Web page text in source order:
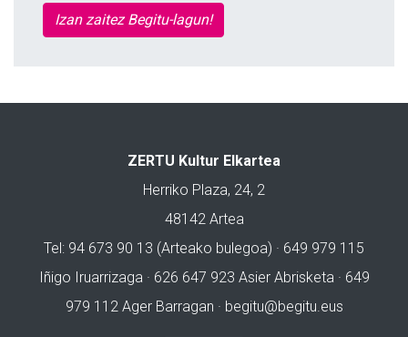
Izan zaitez Begitu-lagun!
ZERTU Kultur Elkartea
Herriko Plaza, 24, 2
48142 Artea
Tel: 94 673 90 13 (Arteako bulegoa) · 649 979 115
Iñigo Iruarrizaga · 626 647 923 Asier Abrisketa · 649
979 112 Ager Barragan · begitu@begitu.eus